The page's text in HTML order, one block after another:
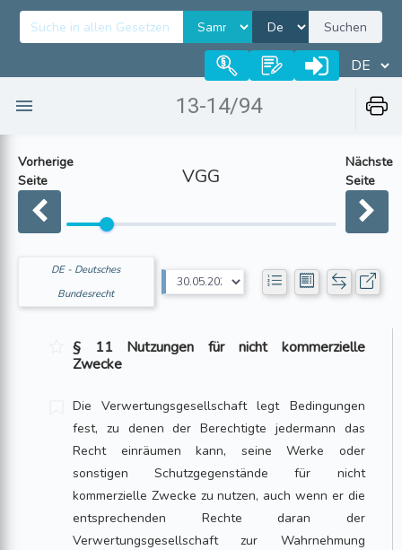
Suchen
13-14/94
Vorherige
Seite
VGG
Nächste
Seite
DE - Deutsches
Bundesrecht
§ 11 Nutzungen für nicht kommerzielle
Zwecke
Die Verwertungsgesellschaft legt Bedingungen
fest, zu denen der Berechtigte jedermann das
Recht einräumen kann, seine Werke oder
sonstigen Schutzgegenstände für nicht
kommerzielle Zwecke zu nutzen, auch wenn er die
entsprechenden Rechte daran der
Verwertungsgesellschaft zur Wahrnehmung